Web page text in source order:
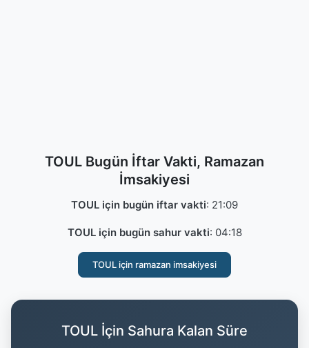
TOUL Bugün İftar Vakti, Ramazan
İmsakiyesi
TOUL için bugün iftar vakti: 21:09
TOUL için bugün sahur vakti: 04:18
TOUL için ramazan imsakiyesi
TOUL İçin Sahura Kalan Süre